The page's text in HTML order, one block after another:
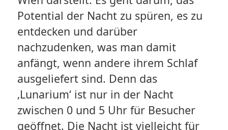
Potential der Nacht zu spüren, es zu
entdecken und darüber
nachzudenken, was man damit
anfängt, wenn andere ihrem Schlaf
ausgeliefert sind. Denn das
‚Lunarium‘ ist nur in der Nacht
zwischen 0 und 5 Uhr für Besucher
geöffnet. Die Nacht ist vielleicht für